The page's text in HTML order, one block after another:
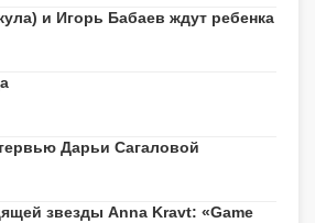
и Игорь Бабаев ждут ребенка
Дарьи Сагаловой
звезды Anna Kravt: «Game